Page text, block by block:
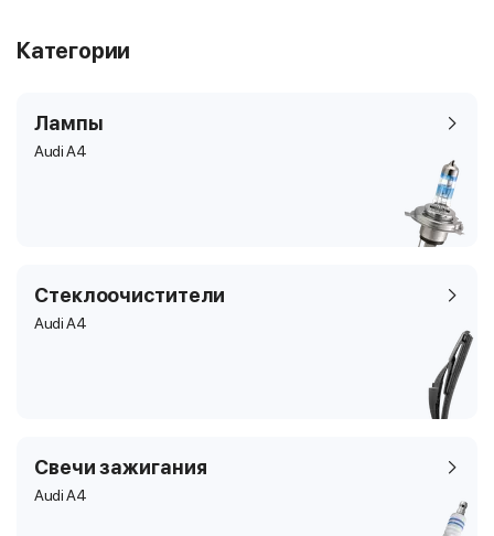
Категории
Лампы
Audi A4
Стеклоочистители
Audi A4
Свечи зажигания
Audi A4